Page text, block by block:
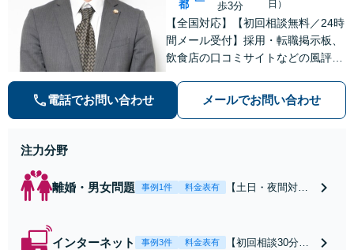
都
歩3分
日）
【全国対応】【初回相談無料／24時
間メール受付】採用・転職掲示板、
飲食店の口コミサイトなどの風評被
の種類を問わず相談可。可能な限り
早期対応で駆けつけサポート【労
電話でお問い合わせ メールでお問い合わせ
注力分野
離婚・男女問題 事例1件 料金表有
【土日・夜間対応
インターネット 事例3件 料金表有
【初回相談30分無